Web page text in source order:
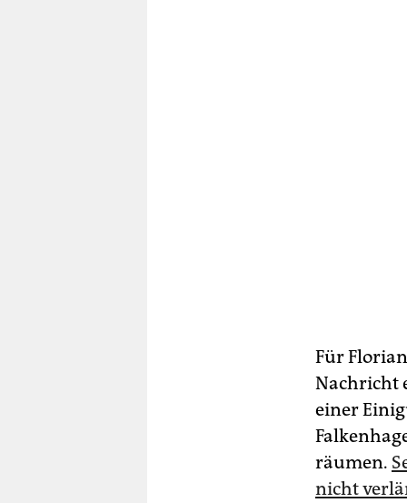
Für
Nachricht
einer
räumen.
nicht